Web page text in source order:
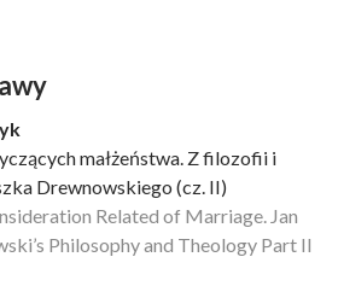
małżeństwa. Z filozofii i
Drewnowskiego (cz. II)
Related of Marriage. Jan
Philosophy and Theology Part II